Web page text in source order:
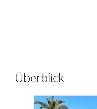
Überblick